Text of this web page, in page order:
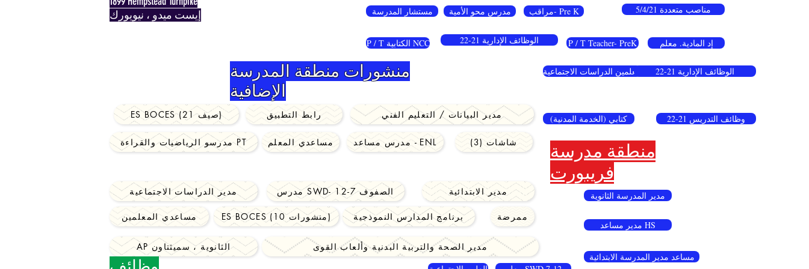
* توظيف مقاطعة ناسو!
إيست ميدو ، نيويورك
مراقب- Pre K مدرس محو الأمية مستشار المدرسة مناصب متعددة 5/4/21
P / T الكتابية NCC الوظائف الإدارية 21-22 P / T Teacher- PreK إد المادية. معلم
منشورات منطقة المدرسة
الإضافية
ES BOCES (صيف 21) رابط التطبيق مدير البيانات / التعليم الفني
مدرسو الرياضيات والقراءة PT مساعدي المعلم مدرس مساعد - ENL شاشات (3)
مدير الدراسات الاجتماعية مدرس SWD- الصفوف 7-12 مدير الابتدائية
مساعدي المعلمين ES BOCES (10 منشورات) برنامج المدارس النموذجية ممرضة
AP الثانوية ، سميثتاون مدير الصحة والتربية البدنية وألعاب القوى
منطقة مدرسة
فريبورت
مدير المدرسة الثانوية
مدير مساعد HS
مساعد مدير المدرسة الابتدائية
معلمين الدراسات الاجتماعية الوظائف الإدارية 21-22
كتابي (الخدمة المدنية) وظائف التدريس 21-22